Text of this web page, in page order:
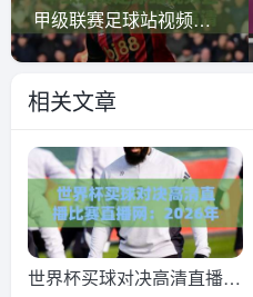
甲级联赛足球站视频直播网站：如何找到高清流畅的观赛入口？
相关文章
世界杯买球对决高清直播比